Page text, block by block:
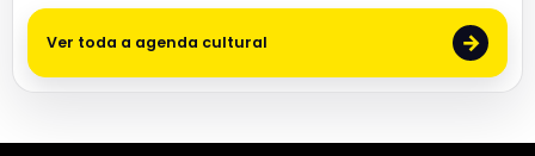
Ver toda a agenda cultural →